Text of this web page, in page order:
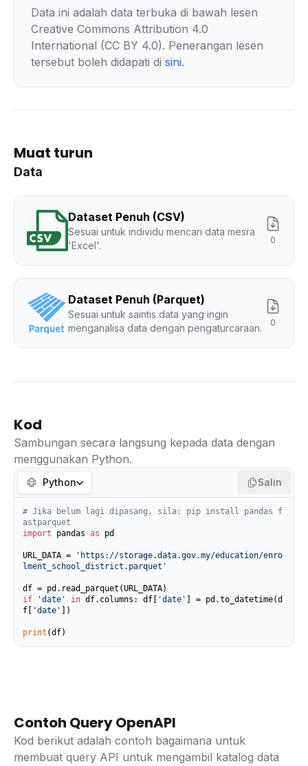
Data ini adalah data terbuka di bawah lesen
Creative Commons Attribution 4.0
International (CC BY 4.0). Penerangan lesen
tersebut boleh didapati di sini.
Muat turun
Data
Dataset Penuh (CSV)
Sesuai untuk individu mencari data mesra
'Excel'.
0
Dataset Penuh (Parquet)
Sesuai untuk saintis data yang ingin
menganalisa data dengan pengaturcaraan.
0
Kod
Sambungan secara langsung kepada data dengan
menggunakan Python.
Python Salin
# Jika belum lagi dipasang, sila: pip install pandas f
astparquet
import pandas as pd
URL_DATA =
'https://storage.data.gov.my/education/enro
lment_school_district.parquet'
if
'date' in df.columns: df[ 'date'
] = pd.to_datetime(d
f[
'date' ])
print (df)
Contoh Query OpenAPI
Kod berikut adalah contoh bagaimana untuk
membuat query API untuk mengambil katalog data